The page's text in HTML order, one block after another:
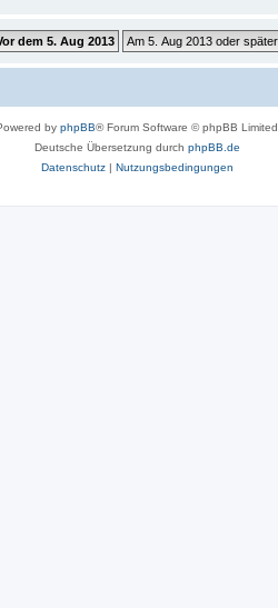
by phpBB® Forum Software © phpBB Limited
Deutsche Übersetzung durch phpBB.de
Datenschutz| Nutzungsbedingungen